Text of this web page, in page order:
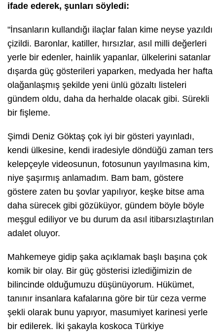
ifade ederek, şunları söyledi:
"İnsanların kullandığı ilaçlar falan kime neyse yazıldı
çizildi. Baronlar, katiller, hırsızlar, asıl milli değerleri
yerle bir edenler, hainlik yapanlar, ülkelerini satanlar
dışarda güç gösterileri yaparken, medyada her hafta
olağanlaşmış şekilde yeni ünlü gözaltı listeleri
gündem oldu, daha da herhalde olacak gibi. Sürekli
bir fişleme.
Şimdi Deniz Göktaş çok iyi bir gösteri yayınladı,
kendi ülkesine, kendi iradesiyle döndüğü zaman ters
kelepçeyle videosunun, fotosunun yayılmasına kim,
niye şaşırmış anlamadım. Bam bam, göstere
göstere zaten bu şovlar yapılıyor, keşke bitse ama
daha sürecek gibi gözüküyor, gündem böyle böyle
meşgul ediliyor ve bu durum da asıl itibarsızlaştırılan
adalet oluyor.
Mahkemeye gidip şaka açıklamak başlı başına çok
komik bir olay. Bir güç gösterisi izlediğimizin de
bilincinde olduğumuzu düşünüyorum. Hükümet,
tanınır insanlara kafalarına göre bir tür ceza verme
şekli olarak bunu yapıyor, masumiyet karinesi yerle
bir edilerek. İki şakayla koskoca Türkiye